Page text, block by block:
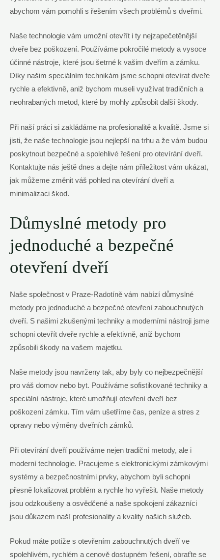
abychom vám pomohli s řešením všech problémů s dveřmi.
Naše technologie vám umožní otevřít i ty nejzapečetěnější
dveře bez poškození. Používáme pokročilé metody a vysoce
účinné nástroje, které jsou šetrné k vašim dveřím a zámku.
Díky našim speciálním technikám jsme schopni otevírat dveře
rychle a efektivně, aniž bychom museli využívat tradičních a
neohrabaných metod, které by mohly způsobit další škody.
Při naší práci si zakládáme na profesionalitě a kvalitě. Jsme si
jisti, že naše technologie jsou nejlepší na trhu a že vám budou
poskytnout bezpečné a spolehlivé řešení pro otevírání dveří.
Kontaktujte nás ještě dnes a dejte nám příležitost vám ukázat,
jak můžeme změnit váš pohled na otevírání dveří a
minimalizaci škod.
Důmyslné metody pro
jednoduché a bezpečné
otevření dveří
Naše společnost v Praze-Radotíně vám nabízí důmyslné
metody pro jednoduché a bezpečné otevření zabouchnutých
dveří. S našimi zkušenými techniky a moderními nástroji jsme
schopni otevřít dveře rychle a efektivně, aniž bychom
způsobili škody na vašem majetku.
Naše metody jsou navrženy tak, aby byly co nejbezpečnější
pro váš domov nebo byt. Používáme sofistikované techniky a
speciální nástroje, které umožňují otevření dveří bez
poškození zámku. Tím vám ušetříme čas, peníze a stres z
opravy nebo výměny dveřních zámků.
Při otevírání dveří používáme nejen tradiční metody, ale i
moderní technologie. Pracujeme s elektronickými zámkovými
systémy a bezpečnostními prvky, abychom byli schopni
přesně lokalizovat problém a rychle ho vyřešit. Naše metody
jsou odzkoušeny a osvědčené a naše spokojení zákazníci
jsou důkazem naší profesionality a kvality našich služeb.
Pokud máte potíže s otevřením zabouchnutých dveří ve
spolehlivém, rychlém a cenově dostupném řešení, obraťte se